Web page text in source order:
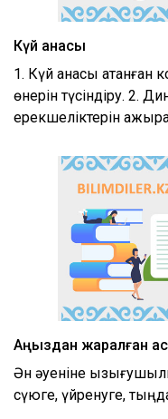
Күй анасы
1. Күй анасы
өнерін түсіндіру. 2.
ерекшеліктерін
Аңыздан жаралған
Ән әуеніне
сүюге, үйренуге,